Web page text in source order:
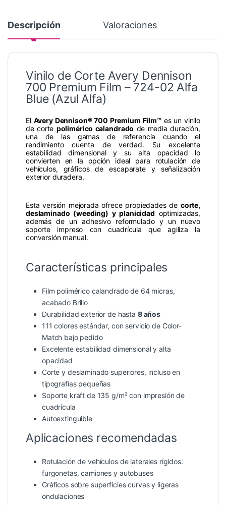
Descripción Valoraciones
Vinilo de Corte Avery Dennison
700 Premium Film – 724-02 Alfa
Blue (Azul Alfa)
El Avery Dennison® 700 Premium Film™es un vinilo
de corte polimérico calandrado de media duración,
una de las gamas de referencia cuando el
rendimiento cuenta de verdad. Su excelente
estabilidad dimensional y su alta opacidad lo
convierten en la opción ideal para rotulación de
vehículos, gráficos de escaparate y señalización
exterior duradera.
Esta versión mejorada ofrece propiedades de corte,
deslaminado (weeding) y planicidad optimizadas,
además de un adhesivo reformulado y un nuevo
soporte impreso con cuadrícula que agiliza la
conversión manual.
Características principales
Film polimérico calandrado de 64 micras,
acabado Brillo
Durabilidad exterior de hasta 8 años
111 colores estándar, con servicio de Color-
Match bajo pedido
Excelente estabilidad dimensional y alta
opacidad
Corte y deslaminado superiores, incluso en
tipografías pequeñas
Soporte kraft de 135 g/m² con impresión de
cuadrícula
Autoextinguible
Aplicaciones recomendadas
Rotulación de vehículos de laterales rígidos:
furgonetas, camiones y autobuses
Gráficos sobre superficies curvas y ligeras
ondulaciones